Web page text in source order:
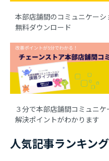
本部店舗間のコミュニケー
無料ダウンロード
３分で本部店舗間コミュニ
解決ポイントがわかります
人気記事ランキング